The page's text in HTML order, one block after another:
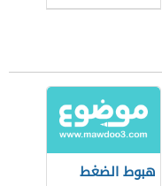
هبوط الضغط